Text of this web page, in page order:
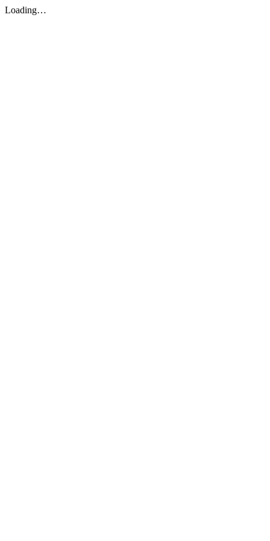
Loading…